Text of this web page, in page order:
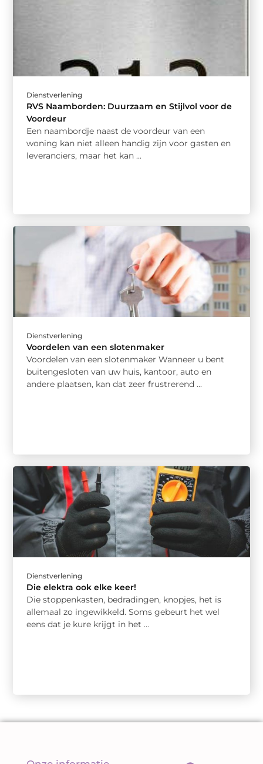
Dienstverlening
RVS Naamborden: Duurzaam en Stijlvol voor de
Voordeur
Een naambordje naast de voordeur van een
woning kan niet alleen handig zijn voor gasten en
leveranciers, maar het kan ...
Dienstverlening
Voordelen van een slotenmaker
Voordelen van een slotenmaker Wanneer u bent
buitengesloten van uw huis, kantoor, auto en
andere plaatsen, kan dat zeer frustrerend ...
Dienstverlening
Die elektra ook elke keer!
Die stoppenkasten, bedradingen, knopjes, het is
allemaal zo ingewikkeld. Soms gebeurt het wel
eens dat je kure krijgt in het ...